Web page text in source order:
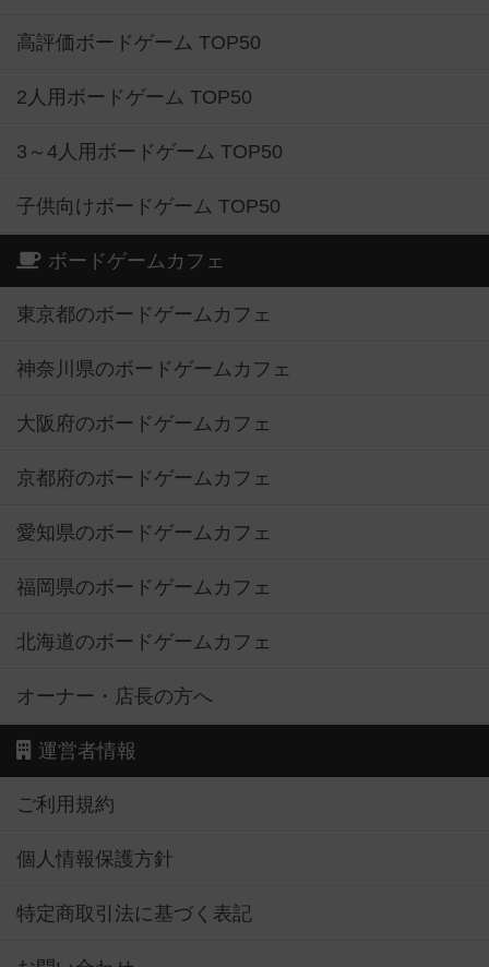
高評価ボードゲーム TOP50
2人用ボードゲーム TOP50
3～4人用ボードゲーム TOP50
子供向けボードゲーム TOP50
ボードゲームカフェ
東京都のボードゲームカフェ
神奈川県のボードゲームカフェ
大阪府のボードゲームカフェ
京都府のボードゲームカフェ
愛知県のボードゲームカフェ
福岡県のボードゲームカフェ
北海道のボードゲームカフェ
オーナー・店長の方へ
運営者情報
ご利用規約
個人情報保護方針
特定商取引法に基づく表記